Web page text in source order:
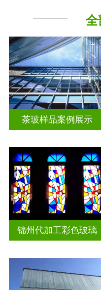
全
茶玻样品案例展示
锦州代加工彩色玻璃